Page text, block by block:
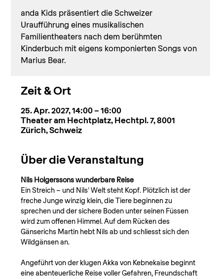
anda Kids präsentiert die Schweizer
Uraufführung eines musikalischen
Familientheaters nach dem berühmten
Kinderbuch mit eigens komponierten Songs von
Marius Bear.
Zeit & Ort
25. Apr. 2027, 14:00 – 16:00
Theater am Hechtplatz, Hechtpl. 7, 8001
Zürich, Schweiz
Über die Veranstaltung
Nils Holgerssons wunderbare Reise
Ein Streich – und Nils’ Welt steht Kopf. Plötzlich ist der
freche Junge winzig klein, die Tiere beginnen zu
sprechen und der sichere Boden unter seinen Füssen
wird zum offenen Himmel. Auf dem Rücken des
Gänserichs Martin hebt Nils ab und schliesst sich den
Wildgänsen an.
Angeführt von der klugen Akka von Kebnekaise beginnt
eine abenteuerliche Reise voller Gefahren, Freundschaft